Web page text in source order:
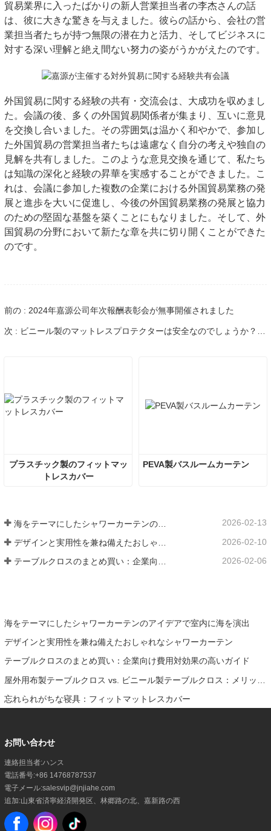
貿易業界に入ったばかりの新人営業担当者の李杰さんの話
は、彼に大きな驚きを与えました。彼らの話から、会社の営
業担当者たちが持つ無限の潜在力と活力、そしてビジネスに
対する深い理解と絶え間ない努力の姿がうかがえたのです。
外国貿易に関する経験の共有・交流会は、大成功を収めまし
た。会議の後、多くの外国貿易関係者が集まり、互いに意見
を交換し合いました。その雰囲気は温かく和やかで、参加し
た外国貿易の営業担当者たちは遠慮なく自分の考えや独自の
見解を共有しました。このような意見交換を通じて、私たち
は知識の深化と経験の昇華を実感することができました。こ
れは、会議に参加した複数の企業における外国貿易業務の発
展と進歩を大いに促進し、今後の外国貿易業務の発展と協力
のための堅固な基盤を築くことにもなりました。そして、外
国貿易の分野において新たな章を共に切り開くことができた
のです。
前の : 2024年嘉源公司年次報酬表彰会が無事開催されました
次 : ビニール製のマットレスプロテクターは安全なのでしょうか？マットレスプロテクターの実情とその将来性について探ります。
プラスチック製のフィットマッ
トレスカバー
PEVA製バスルームカーテン
2026-02-13
2026-02-10
テーブルクロスのまとめ買い：企業向け費用対効果の高いガイド 2026-02-06
海をテーマにしたシャワーカーテンのアイデアで室内に海を演出
デザインと実用性を兼ね備えたおしゃれなシャワーカーテン
テーブルクロスのまとめ買い：企業向け費用対効果の高いガイド
忘れられがちな寝具：フィットマットレスカバー
お問い合わせ
連絡担当者:ハンス
電話番号:+86 14768787537
電子メール:salesvip@jnjiahe.com
追加:山東省済寧経済開発区、林郷路の北、嘉新路の西